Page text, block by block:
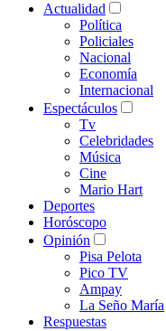
Actualidad
Política
Policiales
Nacional
Economía
Internacional
Espectáculos
Tv
Celebridades
Música
Cine
Mario Hart
Deportes
Horóscopo
Opinión
Pisa Pelota
Pico TV
Ampay
La Seño María
Respuestas